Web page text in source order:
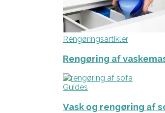
Rengøringsartikler
Rengøring af
Guides
Vask og rengøring af